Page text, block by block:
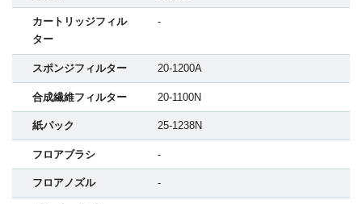
カートリッジフィル
ター
-
スポンジフィルター 20-1200A
合成繊維フィルター 20-1100N
紙パック 25-1238N
フロアブラシ -
フロアノズル -